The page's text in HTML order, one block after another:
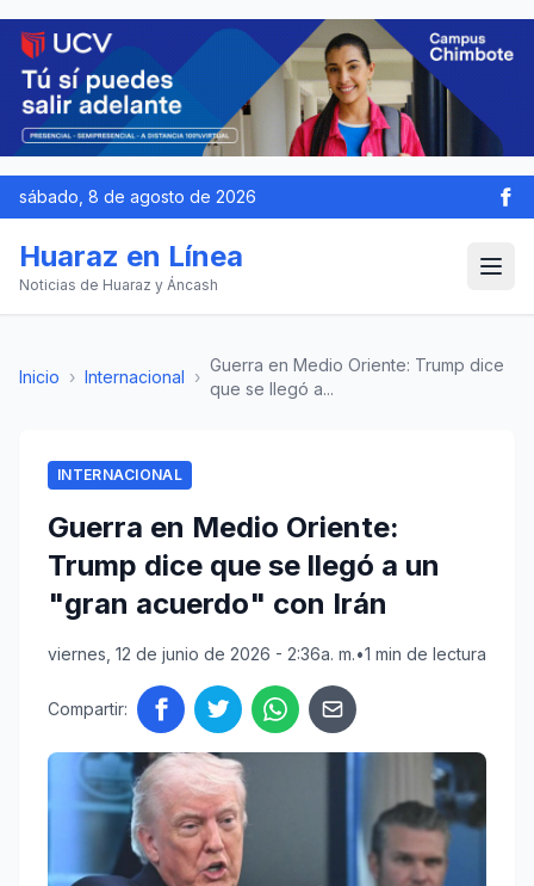
sábado, 8 de agosto de 2026
Huaraz en Línea
Noticias de Huaraz y Áncash
Inicio › Internacional ›
Guerra en Medio Oriente: Trump dice
que se llegó a...
INTERNACIONAL
Guerra en Medio Oriente:
Trump dice que se llegó a un
"gran acuerdo" con Irán
viernes, 12 de junio de 2026 - 2:36a. m.•1 min de lectura
Compartir: